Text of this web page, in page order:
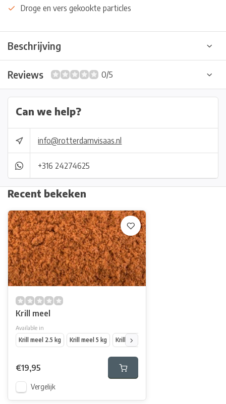
Droge en vers gekookte particles
Beschrijving
Reviews 0/5
Can we help?
info@rotterdamvisaas.nl
+316 24274625
Recent bekeken
Krill meel
Available in
Krill meel 2.5 kg
Krill meel 5 kg Krill meel 10 kg
€19,95
Vergelijk